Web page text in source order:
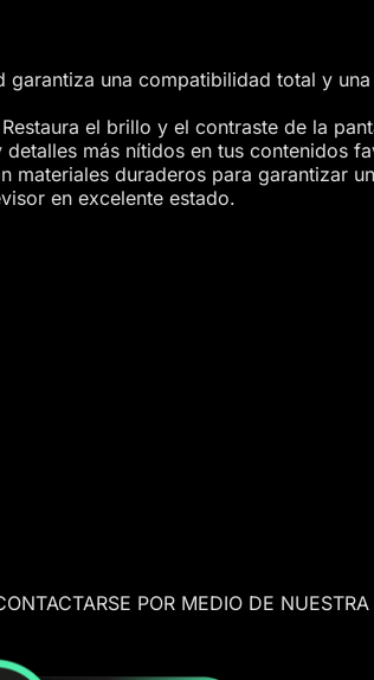
garantiza una compatibilidad total y
Restaura el brillo y el contraste de la
más nítidos en tus contenidos
materiales duraderos para garantizar
en excelente estado.
POR MEDIO DE